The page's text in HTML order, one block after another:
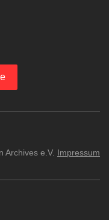
Archives e.V. Impressum